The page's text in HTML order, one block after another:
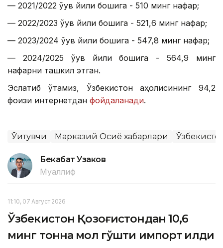
— 2021/2022 ўқув йили бошига - 510 минг нафар;
— 2022/2023 ўқув йили бошига - 521,6 минг нафар;
— 2023/2024 ўқув йили бошига - 547,8 минг нафар;
— 2024/2025 ўқув йили бошига - 564,9 минг
нафарни ташкил этган.
Эслатиб ўтамиз, Ўзбекистон аҳолисининг 94,2
фоизи интернетдан фойдаланади.
Ўқитувчи Марказий Осиё хабарлари
Бекабат Узаков
Муаллиф
11:10, 07 Август 2026
Ўзбекистон Қозоғистондан 10,6
минг тонна мол гўшти импорт қилди